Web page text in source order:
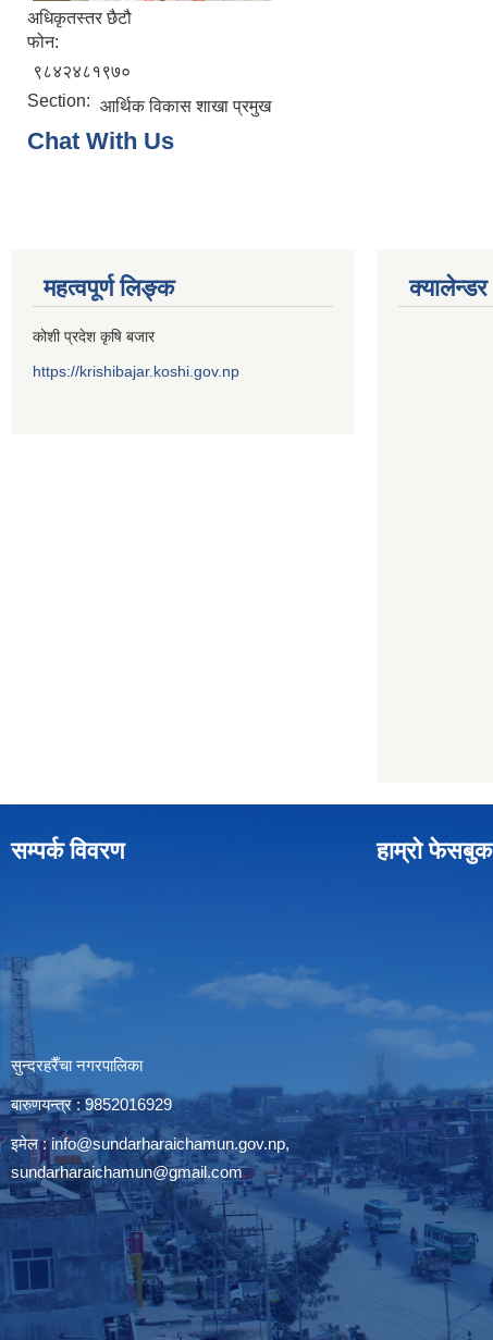
अधिकृतस्तर छैटौ
फोन:
९८४२४८१९७०
Section: आर्थिक विकास शाखा प्रमुख
Chat With Us
महत्वपूर्ण लिङ्क
कोशी प्रदेश कृषि बजार
https://krishibajar.koshi.gov.np
क्यालेन्डर
सम्पर्क विवरण
सुन्दरहरैँचा नगरपालिका
बारुणयन्त्र : 9852016929
इमेल :info@sundarharaichamun.gov.np,
sundarharaichamun@gmail.com
हाम्रो फेसबुक